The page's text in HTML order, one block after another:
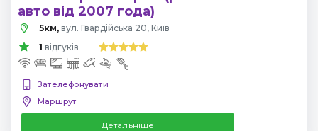
авто від 2007 года)
5км, вул. Гвардійська 20, Київ
1 відгуків
Зателефонувати
Маршрут
Детальніше